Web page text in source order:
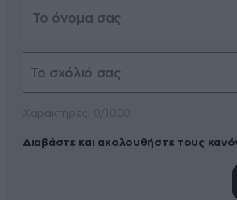
Διαβάστε και ακολουθήστε τους